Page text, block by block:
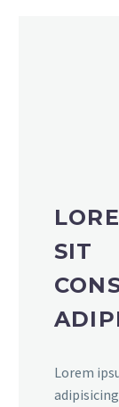
SIT
Lorem